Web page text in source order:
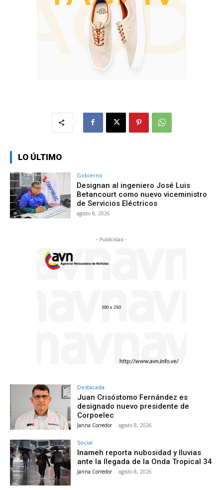
LO ÚLTIMO
Gobierno
Designan al ingeniero José Luis
Betancourt como nuevo viceministro
de Servicios Eléctricos
agosto 8, 2026
- Publicidad -
Destacada
Juan Crisóstomo Fernández es
designado nuevo presidente de
Corpoelec
Janna Corredor - agosto 8, 2026
Social
Inameh reporta nubosidad y lluvias
ante la llegada de la Onda Tropical 34
Janna Corredor - agosto 8, 2026